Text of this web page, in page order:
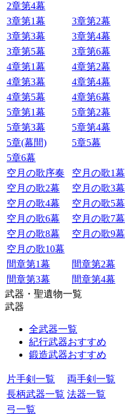
2章第4幕
3章第1幕
3章第2幕
3章第3幕
3章第4幕
3章第5幕
3章第6幕
4章第1幕
4章第2幕
4章第3幕
4章第4幕
4章第5幕
4章第6幕
5章第1幕
5章第2幕
5章第3幕
5章第4幕
5章(幕間)
5章5幕
5章6幕
空月の歌序奏
空月の歌1幕
空月の歌2幕
空月の歌3幕
空月の歌4幕
空月の歌5幕
空月の歌6幕
空月の歌7幕
空月の歌8幕
空月の歌9幕
空月の歌10幕
間章第1幕
間章第2幕
間章第3幕
間章第4幕
武器・聖遺物一覧
武器
全武器一覧
紀行武器おすすめ
鍛造武器おすすめ
片手剣一覧
両手剣一覧
長柄武器一覧 法器一覧
弓一覧